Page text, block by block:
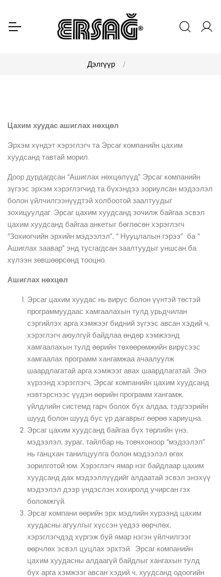
Дэлгүүр
Цахим хуудас ашиглах нөхцөл
Эрхэм хүндэт хэрэглэгч та Эрсаг компанийн цахим
хуудсанд тавтай морил.
Доор дурдагдсан “Ашиглах нөхцөлүүд” Эрсаг компанийн
зүгээс эрхэм хэрэглэгчид та бүхэндээ зориулсан мэдээлэл
болон үйлчилгээнүүдтэй холбоотой заалтуудыг
зохицуулдаг. Эрсаг цахим хуудсанд зочилж байгаа эсвэл
цахим хуудсанд байгаа анкетыг бөглөсөн хэрэглэгч
“Зохиогчийн эрхийн мэдээлэл”, “ Нууцлалын гэрээ” ба “
Ашиглах заавар” энд тусгагдсан заалтуудыг уншсан ба
хүлээн зөвшөөрсөнд тооцно.
Ашиглах нөхцөл
Эрсаг цахим хуудас нь вирус болон үүнтэй төстэй
программуудаас хамгаалахын тулд урьдчилан
сэргийлэх арга хэмжээг бидний зүгээс авсан хэдий ч,
хэрэглэгч аюулгүй байдлаа өндөр хэмжээнд
хамгаалахын тулд өөрийн төхөөрөмжийн вирусээс
хамгаалах программ хангамжаа ачаалуулж
шаардлагатай арга хэмжээг авах шаардлагатай. Энэ
хүрээнд хэрэглэгч, Эрсаг компанийн цахим хуудсанд
нэвтэрснээс үүдэн өөрийн программ хангамж,
үйлдлийн системд гарч болох бүх алдаа, тэдгээрийн
шууд болон шууд бус үр дагаврыг өөрөө хариуцна.
Эрсаг цахим хуудсанд байгаа бүх төрлийн үнэ,
мэдээлэл, зураг, тайлбар нь товчхоноор “мэдээлэл”
нь ганцхан танилцуулга болон мэдээлэл өгөх
зорилготой юм. Хэрэглэгч ямар нэг байдлаар цахим
хуудсанд дах мэдээллүүдийг алдаатай эсвэл энэхүү
мэдээлэл дээр үндэслэн хохиролд учирсан гэх
боломжгүй.
Эрсаг компани өөрийн эрх мэдлийн хүрээнд цахим
хуудасны агуулгыг хүссэн үедээ өөрчлөх,
хэрэглэгчдэд хүргэж буй ямар нэгэн үйлчилгээг
өөрчлөх эсвэл цуцлах эрхтэй. Эрсаг компанийн
цахим хуудасны алдаагүй байдлыг хангахын тулд
бүх арга хэмжээг авсан хэдий ч, хуудсанд одоогийн